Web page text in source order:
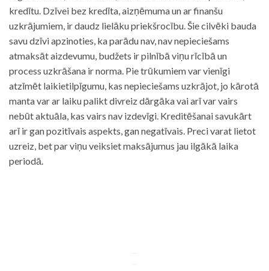
kredītu. Dzīvei bez kredīta, aizņēmuma un ar finanšu
uzkrājumiem, ir daudz lielāku priekšrocību. Šie cilvēki bauda
savu dzīvi apzinoties, ka parādu nav, nav nepieciešams
atmaksāt aizdevumu, budžets ir pilnībā viņu rīcībā un
process uzkrāšana ir norma. Pie trūkumiem var vienīgi
atzīmēt laikietilpīgumu, kas nepieciešams uzkrājot, jo kārotā
manta var ar laiku palikt divreiz dārgāka vai arī var vairs
nebūt aktuāla, kas vairs nav izdevīgi. Kreditēšanai savukārt
arī ir gan pozitīvais aspekts, gan negatīvais. Preci varat lietot
uzreiz, bet par viņu veiksiet maksājumus jau ilgākā laika
periodā.